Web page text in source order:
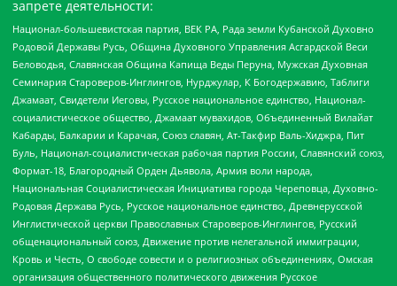
запрете деятельности:
Национал-большевистская партия, ВЕК РА, Рада земли Кубанской Духовно
Родовой Державы Русь, Община Духовного Управления Асгардской Веси
Беловодья, Славянская Община Капища Веды Перуна, Мужская Духовная
Семинария Староверов-Инглингов, Нурджулар, К Богодержавию, Таблиги
Джамаат, Свидетели Иеговы, Русское национальное единство, Национал-
социалистическое общество, Джамаат мувахидов, Объединенный Вилайат
Кабарды, Балкарии и Карачая, Союз славян, Ат-Такфир Валь-Хиджра, Пит
Буль, Национал-социалистическая рабочая партия России, Славянский союз,
Формат-18, Благородный Орден Дьявола, Армия воли народа,
Национальная Социалистическая Инициатива города Череповца, Духовно-
Родовая Держава Русь, Русское национальное единство, Древнерусской
Инглистической церкви Православных Староверов-Инглингов, Русский
общенациональный союз, Движение против нелегальной иммиграции,
Кровь и Честь, О свободе совести и о религиозных объединениях, Омская
организация общественного политического движения Русское